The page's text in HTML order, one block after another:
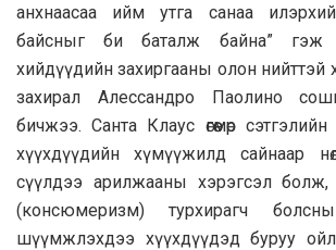
анхнаасаа ийм утга санаа
байсныг би баталж байна” гэж
хийдүүдийн захиргааны олон нийттэй
захирал Алессандро Паолино
бичжээ. Санта Клаус өгөөмөр
хүүхдүүдийн хүмүүжилд сайнаар
сүүлдээ арилжааны хэрэгсэл болж,
(консюмеризм) турхирагч
шүүмжлэхдээ хүүхдүүдэд буруу